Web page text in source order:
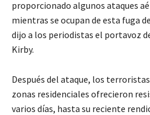
proporcionado algunos ataques
mientras se ocupan de esta fuga
dijo a los periodistas el portavoz
Kirby.
Después del ataque, los
zonas residenciales ofrecieron
varios días, hasta su reciente